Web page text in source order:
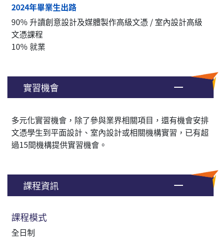
2024年畢業生出路
90% 升讀創意設計及媒體製作高級文憑 / 室內設計高級
文憑課程
10% 就業
實習機會
多元化實習機會，除了參與業界相關項目，還有機會安排
文憑學生到平面設計、室內設計或相關機構實習，已有超
過15間機構提供實習機會。
課程資訊
課程模式
全日制